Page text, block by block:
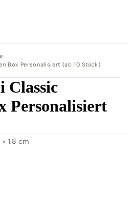
›
Box Personalisiert (ab 10 Stück)
Classic
Personalisiert
1.8 cm